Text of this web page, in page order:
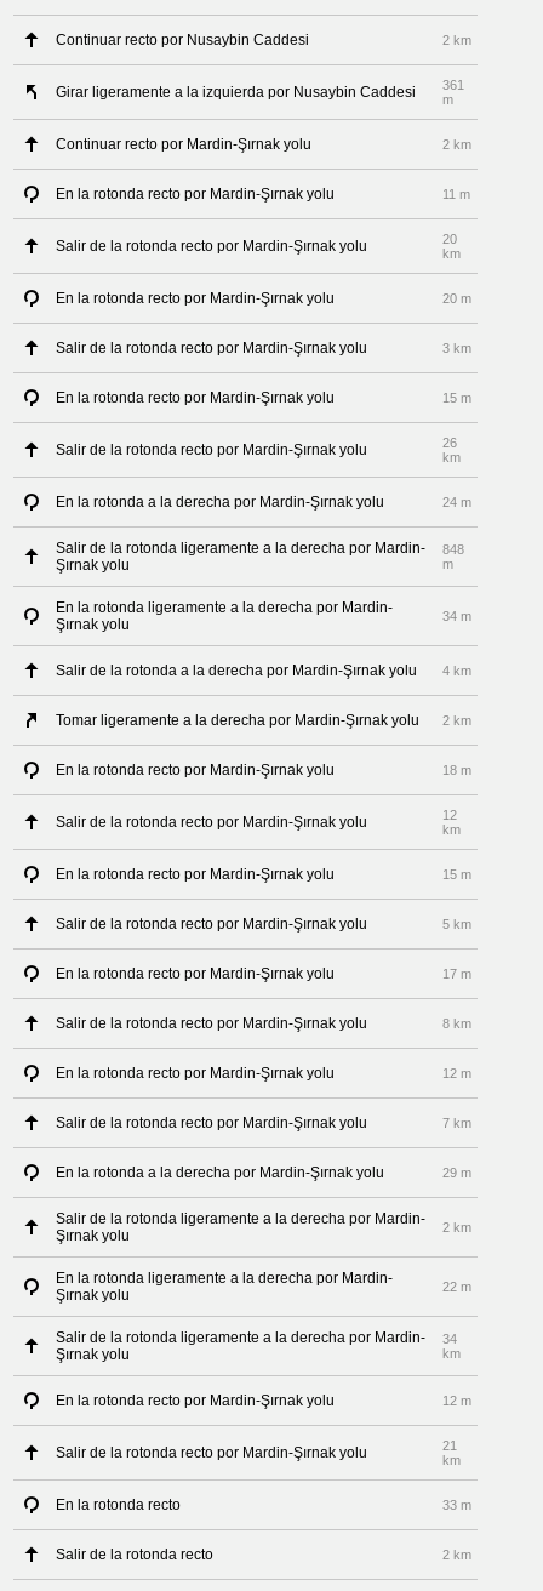
Continuar recto por Nusaybin Caddesi 2 km
Girar ligeramente a la izquierda por Nusaybin Caddesi
361
m
Continuar recto por Mardin-Şırnak yolu 2 km
En la rotonda recto por Mardin-Şırnak yolu 11 m
Salir de la rotonda recto por Mardin-Şırnak yolu
20
km
En la rotonda recto por Mardin-Şırnak yolu 20 m
Salir de la rotonda recto por Mardin-Şırnak yolu 3 km
En la rotonda recto por Mardin-Şırnak yolu 15 m
Salir de la rotonda recto por Mardin-Şırnak yolu
26
km
En la rotonda a la derecha por Mardin-Şırnak yolu 24 m
Salir de la rotonda ligeramente a la derecha por Mardin-
Şırnak yolu
848
m
En la rotonda ligeramente a la derecha por Mardin-
Şırnak yolu
34 m
Salir de la rotonda a la derecha por Mardin-Şırnak yolu 4 km
Tomar ligeramente a la derecha por Mardin-Şırnak yolu 2 km
En la rotonda recto por Mardin-Şırnak yolu 18 m
Salir de la rotonda recto por Mardin-Şırnak yolu
12
km
En la rotonda recto por Mardin-Şırnak yolu 15 m
Salir de la rotonda recto por Mardin-Şırnak yolu 5 km
En la rotonda recto por Mardin-Şırnak yolu 17 m
Salir de la rotonda recto por Mardin-Şırnak yolu 8 km
En la rotonda recto por Mardin-Şırnak yolu 12 m
Salir de la rotonda recto por Mardin-Şırnak yolu 7 km
En la rotonda a la derecha por Mardin-Şırnak yolu 29 m
Salir de la rotonda ligeramente a la derecha por Mardin-
Şırnak yolu
2 km
En la rotonda ligeramente a la derecha por Mardin-
Şırnak yolu
22 m
Salir de la rotonda ligeramente a la derecha por Mardin-
Şırnak yolu
34
km
En la rotonda recto por Mardin-Şırnak yolu 12 m
Salir de la rotonda recto por Mardin-Şırnak yolu
21
km
En la rotonda recto 33 m
Salir de la rotonda recto 2 km